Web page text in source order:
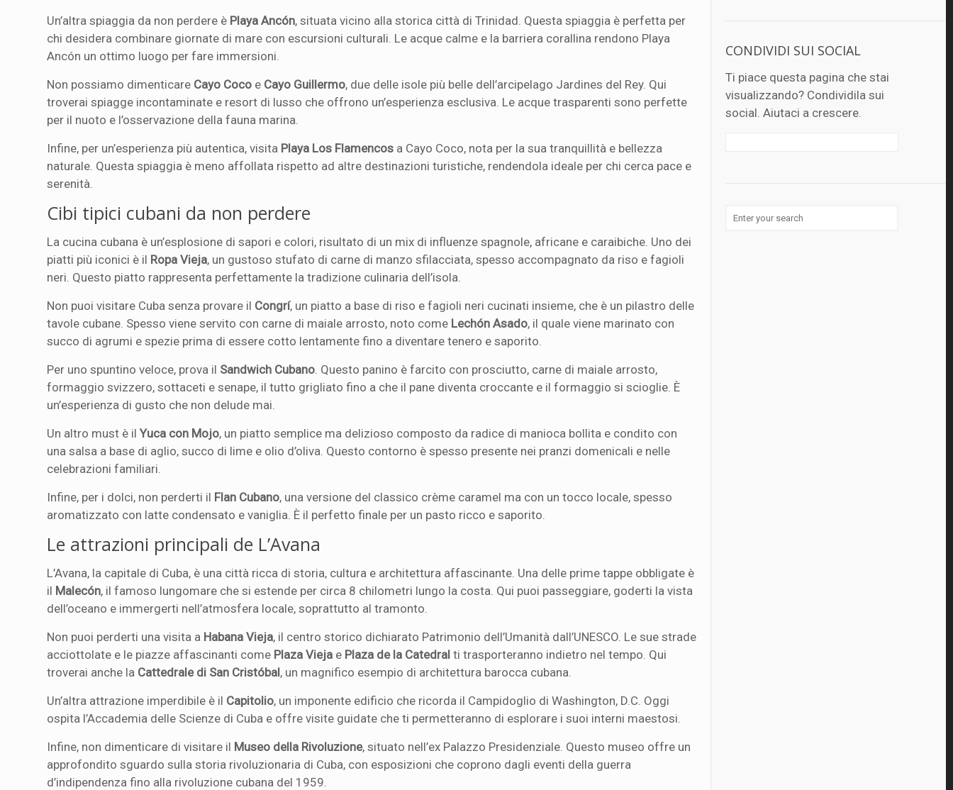
Un’altra spiaggia da non perdere è Playa Ancón, situata vicino alla storica città di Trinidad. Questa spiaggia è perfetta per
chi desidera combinare giornate di mare con escursioni culturali. Le acque calme e la barriera corallina rendono Playa
Ancón un ottimo luogo per fare immersioni.
Non possiamo dimenticare Cayo Coco e Cayo Guillermo, due delle isole più belle dell’arcipelago Jardines del Rey. Qui
troverai spiagge incontaminate e resort di lusso che offrono un’esperienza esclusiva. Le acque trasparenti sono perfette
per il nuoto e l’osservazione della fauna marina.
Infine, per un’esperienza più autentica, visita Playa Los Flamencos a Cayo Coco, nota per la sua tranquillità e bellezza
naturale. Questa spiaggia è meno affollata rispetto ad altre destinazioni turistiche, rendendola ideale per chi cerca pace e
serenità.
Cibi tipici cubani da non perdere
La cucina cubana è un’esplosione di sapori e colori, risultato di un mix di influenze spagnole, africane e caraibiche. Uno dei
piatti più iconici è il Ropa Vieja, un gustoso stufato di carne di manzo sfilacciata, spesso accompagnato da riso e fagioli
neri. Questo piatto rappresenta perfettamente la tradizione culinaria dell’isola.
Non puoi visitare Cuba senza provare il Congrí, un piatto a base di riso e fagioli neri cucinati insieme, che è un pilastro delle
tavole cubane. Spesso viene servito con carne di maiale arrosto, noto come Lechón Asado, il quale viene marinato con
succo di agrumi e spezie prima di essere cotto lentamente fino a diventare tenero e saporito.
Per uno spuntino veloce, prova il Sandwich Cubano. Questo panino è farcito con prosciutto, carne di maiale arrosto,
formaggio svizzero, sottaceti e senape, il tutto grigliato fino a che il pane diventa croccante e il formaggio si scioglie. È
un’esperienza di gusto che non delude mai.
Un altro must è ilYuca con Mojo, un piatto semplice ma delizioso composto da radice di manioca bollita e condito con
una salsa a base di aglio, succo di lime e olio d’oliva. Questo contorno è spesso presente nei pranzi domenicali e nelle
celebrazioni familiari.
Infine, per i dolci, non perderti il Flan Cubano, una versione del classico crème caramel ma con un tocco locale, spesso
aromatizzato con latte condensato e vaniglia. È il perfetto finale per un pasto ricco e saporito.
Le attrazioni principali de L’Avana
L’Avana, la capitale di Cuba, è una città ricca di storia, cultura e architettura affascinante. Una delle prime tappe obbligate è
il Malecón, il famoso lungomare che si estende per circa 8 chilometri lungo la costa. Qui puoi passeggiare, goderti la vista
dell’oceano e immergerti nell’atmosfera locale, soprattutto al tramonto.
Non puoi perderti una visita a Habana Vieja, il centro storico dichiarato Patrimonio dell’Umanità dall’UNESCO. Le sue strade
acciottolate e le piazze affascinanti come Plaza Vieja e Plaza de la Catedral ti trasporteranno indietro nel tempo. Qui
troverai anche la Cattedrale di San Cristóbal, un magnifico esempio di architettura barocca cubana.
Un’altra attrazione imperdibile è il Capitolio, un imponente edificio che ricorda il Campidoglio di Washington, D.C. Oggi
ospita l’Accademia delle Scienze di Cuba e offre visite guidate che ti permetteranno di esplorare i suoi interni maestosi.
Infine, non dimenticare di visitare il Museo della Rivoluzione, situato nell’ex Palazzo Presidenziale. Questo museo offre un
approfondito sguardo sulla storia rivoluzionaria di Cuba, con esposizioni che coprono dagli eventi della guerra
d’indipendenza fino alla rivoluzione cubana del 1959.
CONDIVIDI SUI SOCIAL
Ti piace questa pagina che stai
visualizzando? Condividila sui
social. Aiutaci a crescere.